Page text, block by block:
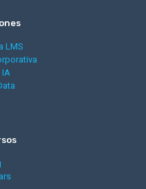
LMS
IA